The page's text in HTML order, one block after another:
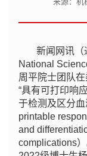
新闻网讯（
National
周平院士团队
“具有可打印响
于检测及区分
printable
and
complications